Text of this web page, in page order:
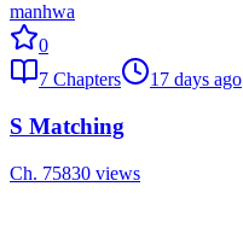
manhwa
0
7 Chapters 17 days ago
S Matching
Ch. 75830 views